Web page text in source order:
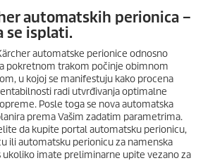
automatskih perionica –
se isplati.
automatske perionice odnosno
pokretnom trakom počinje obimnom
u kojoj se manifestuju kako procena
radi utvrđivanja optimalne
Posle toga se nova automatska
prema Vašim zadatim parametrima.
da kupite portal automatsku perionicu,
ili automatsku perionicu za namenska
ukoliko imate preliminarne upite vezano za